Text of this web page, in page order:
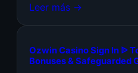
Leer más →
Ozwin Casino Sign In ᐉ
Bonuses & Safeguarded